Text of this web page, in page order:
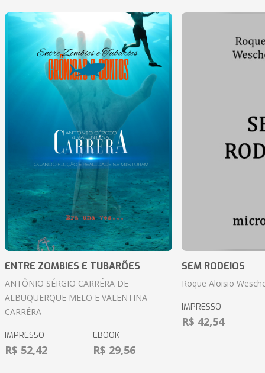
ENTRE ZOMBIES E TUBARÕES
ANTÔNIO SÉRGIO CARRÉRA DE
ALBUQUERQUE MELO E VALENTINA
CARRÉRA
IMPRESSO
R$ 52,42
EBOOK
R$ 29,56
SEM RODEIOS
Roque Aloisio
IMPRESSO
R$ 42,54